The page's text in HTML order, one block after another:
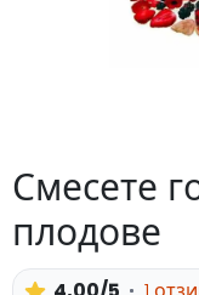
Смесете
плодове